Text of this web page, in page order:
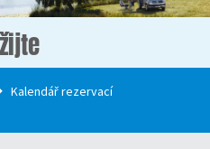
Kalendář rezervací